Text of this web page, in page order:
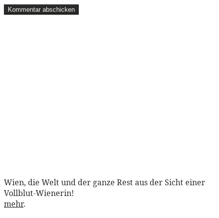
Wien, die Welt und der ganze Rest aus der Sicht einer
Vollblut-Wienerin!
mehr.